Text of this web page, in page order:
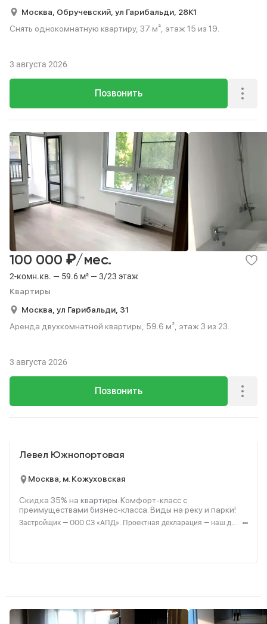
Москва, Обручевский, ул Гарибальди, 28К1
Снять однокомнатную квартиру, 37 м², этаж 15 из 19.
Позвонить
3 августа 2026
2-комн.кв. — 59.6 м² — 3/23 этаж
Квартиры
100 000 ₽/мес.
Москва, ул Гарибальди, 31
Аренда двухкомнатной квартиры, 59.6 м², этаж 3 из 23.
Позвонить
3 августа 2026
Левел Южнопортовая
Москва, м. Кожуховская
Скидка 35% на квартиры. Комфорт-класс с
преимуществами бизнес-класса. Виды на реку и парки!
Застройщик — ООО СЗ «АПД». Проектная декларация — наш.дом.рф. Акция до 28.02.2026. Не оферта. Подробности — Level.ru